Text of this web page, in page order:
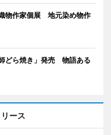
物作家個展 地元染め物作
どら焼き」発売 物語ある
ース